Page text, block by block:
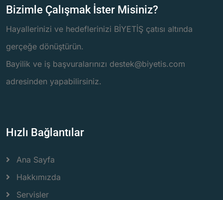
Bizimle Çalışmak İster Misiniz?
Hayallerinizi ve hedeflerinizi BİYETİŞ çatısı altında
gerçeğe dönüştürün.
Bayilik ve iş başvuralarınızı destek@biyetis.com
adresinden yapabilirsiniz.
Hızlı Bağlantılar
Ana Sayfa
Hakkımızda
Servisler